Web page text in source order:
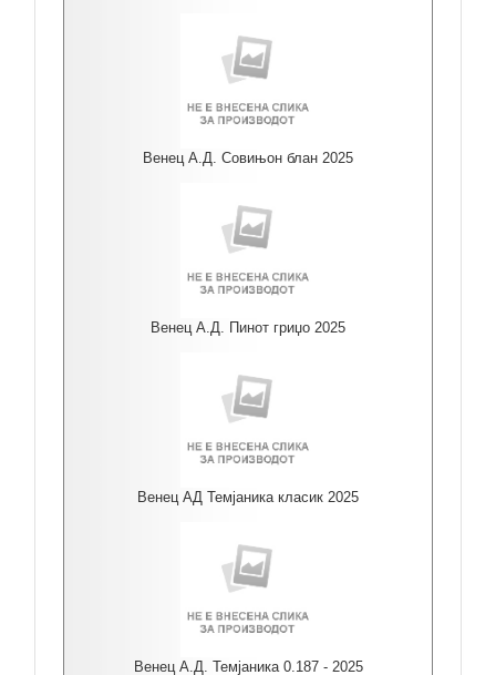
Венец А.Д. Совињон блан 2025
Венец А.Д. Пинот гриџо 2025
Венец АД Темјаника класик 2025
Венец А.Д. Темјаника 0.187 - 2025